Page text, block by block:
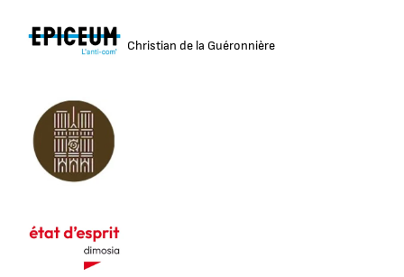
Christian de la Guéronnière